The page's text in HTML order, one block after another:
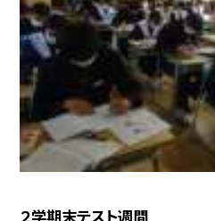
２学期末テスト週間